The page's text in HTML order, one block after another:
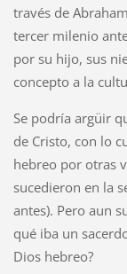
través de
tercer milenio
por su hijo, sus
concepto a la
Se podría argüir
de Cristo, con lo
hebreo por otras
sucedieron en la
antes). Pero aun
qué iba un
Dios hebreo?